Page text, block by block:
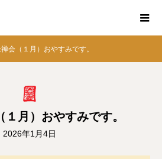
会（１月）おやすみです。
月）おやすみです。
2026年1月4日